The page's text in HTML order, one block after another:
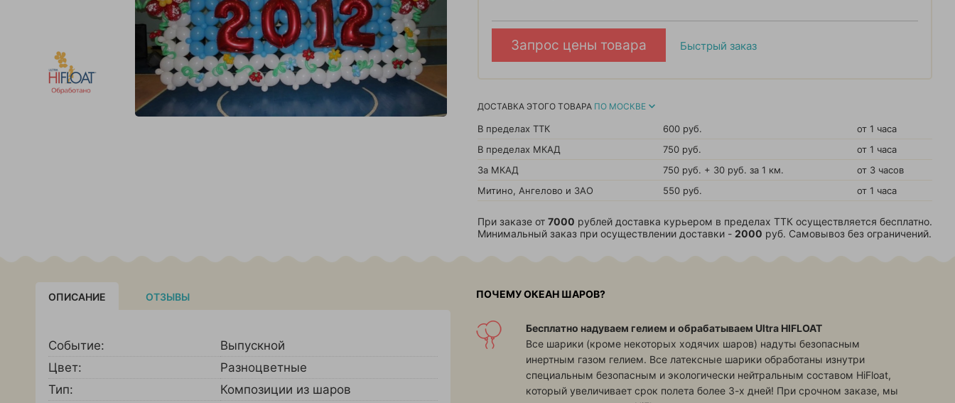
Запрос цены товара Быстрый заказ
ДОСТАВКА ЭТОГО ТОВАРА ПО МОСКВЕ
В пределах ТТК 600 руб.
от 1 часа
В пределах МКАД
750 руб.
от 1 часа
За МКАД
750 руб. + 30 руб. за 1 км.
от 3 часов
Митино, Ангелово и ЗАО
550 руб. от 1 часа
При заказе от 7000 рублей доставка курьером в пределах ТТК осуществляется бесплатно.
Минимальный заказ при осуществлении доставки - 2000 руб. Самовывоз без ограничений.
ОПИСАНИЕ ОТЗЫВЫ
Событие:
Выпускной
Цвет:
Разноцветные
Тип:
Композиции из шаров
ПОЧЕМУ ОКЕАН ШАРОВ?
Бесплатно надуваем гелием и обрабатываем Ultra HIFLOAT
Все шарики (кроме некоторых ходячих шаров) надуты безопасным
инертным газом гелием. Все латексные шарики обработаны изнутри
специальным безопасным и экологически нейтральным составом HiFloat,
который увеличивает срок полета более 3-х дней! При срочном заказе, мы